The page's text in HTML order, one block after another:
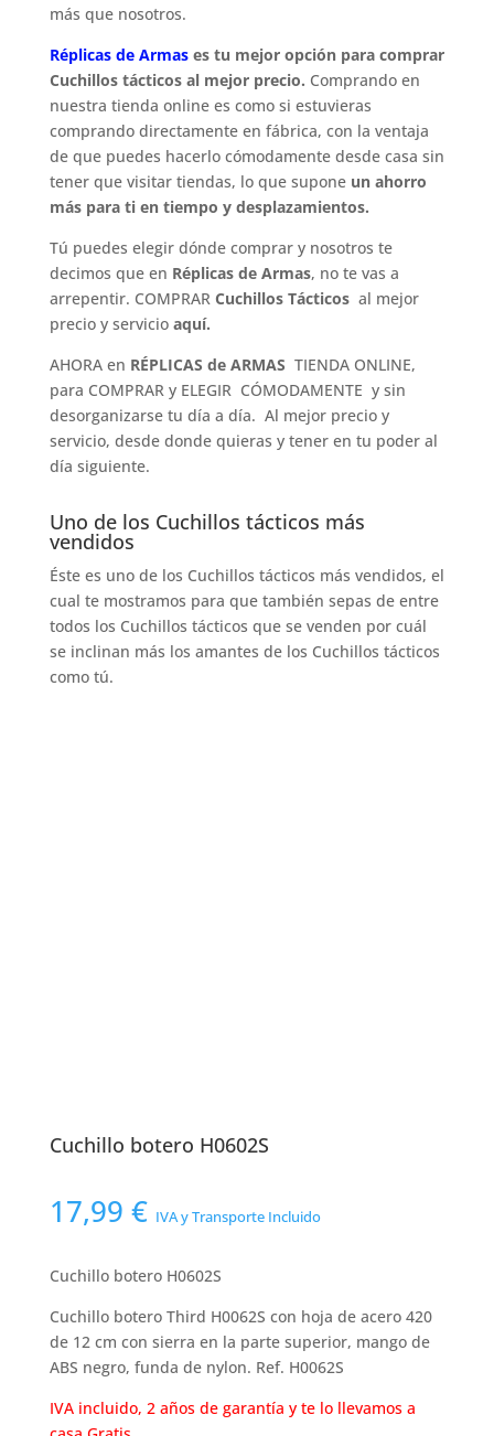
más que nosotros.
Réplicas de Armases tu mejor opción para comprar
Cuchillos tácticos al mejor precio. Comprando en
nuestra tienda online es como si estuvieras
comprando directamente en fábrica, con la ventaja
de que puedes hacerlo cómodamente desde casa sin
tener que visitar tiendas, lo que supone un ahorro
más para ti en tiempo y desplazamientos.
Tú puedes elegir dónde comprar y nosotros te
decimos que en Réplicas de Armas, no te vas a
arrepentir. COMPRAR Cuchillos Tácticos al mejor
precio y servicio aquí.
AHORA en RÉPLICAS de ARMAS TIENDA ONLINE,
para COMPRAR y ELEGIR CÓMODAMENTE y sin
desorganizarse tu día a día. Al mejor precio y
servicio, desde donde quieras y tener en tu poder al
día siguiente.
Uno de los Cuchillos tácticos más
vendidos
Éste es uno de los Cuchillos tácticos más vendidos, el
cual te mostramos para que también sepas de entre
todos los Cuchillos tácticos que se venden por cuál
se inclinan más los amantes de los Cuchillos tácticos
como tú.
Cuchillo botero H0602S
17,99 € IVA y Transporte Incluido
Cuchillo botero H0602S
Cuchillo botero Third H0062S con hoja de acero 420
de 12 cm con sierra en la parte superior, mango de
ABS negro, funda de nylon. Ref. H0062S
IVA incluido, 2 años de garantía y te lo llevamos a